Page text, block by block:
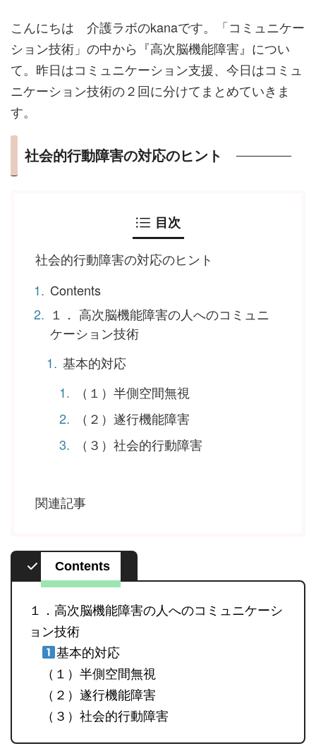
こんにちは 介護ラボのkanaです。「コミュニケー
ション技術」の中から『高次脳機能障害』につい
て。昨日はコミュニケーション支援、今日はコミュ
ニケーション技術の２回に分けてまとめていきま
す。
社会的行動障害の対応のヒント
目次
社会的行動障害の対応のヒント
Contents
１． 高次脳機能障害の人へのコミュニ
ケーション技術
基本的対応
（１）半側空間無視
（２）遂行機能障害
（３）社会的行動障害
関連記事
Contents
１．高次脳機能障害の人へのコミュニケーシ
ョン技術
基本的対応
（１）半側空間無視
（２）遂行機能障害
（３）社会的行動障害